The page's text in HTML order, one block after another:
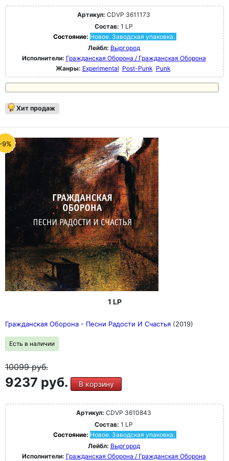
Артикул: CDVP 3611173
Состав: 1 LP
Состояние: Новое. Заводская упаковка.
Лейбл: Выргород
Исполнители: Гражданская Оборона / Гражданская Оборона
Жанры: Experimental Post-Punk Punk
Хит продаж
9%
1 LP
Гражданская Оборона - Песни Радости И Счастья (2019)
Есть в наличии
10099руб.
9237 руб. В корзину
Артикул: CDVP 3610843
Состав: 1 LP
Состояние: Новое. Заводская упаковка.
Лейбл: Выргород
Исполнители: Гражданская Оборона / Гражданская Оборона